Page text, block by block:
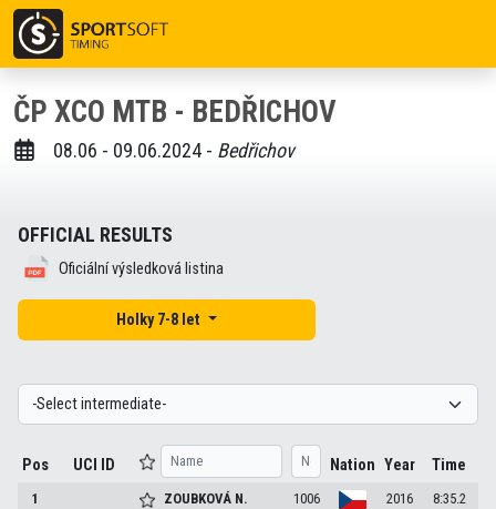
ČP XCO MTB - BEDŘICHOV
08.06 - 09.06.2024 - Bedřichov
OFFICIAL RESULTS
Oficiální výsledková listina
Holky 7-8 let
Pos UCI ID Nation Year Time
1 ZOUBKOVÁ N. 1006 2016
8:35.2